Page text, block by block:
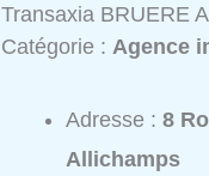
Transaxia BRUERE
Catégorie : Agence
Adresse :8
Allichamps